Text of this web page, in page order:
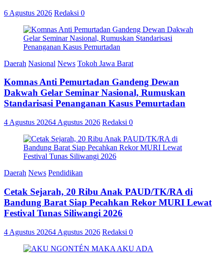
6 Agustus 2026 Redaksi 0
Daerah Nasional News Tokoh Jawa Barat
Komnas Anti Pemurtadan Gandeng Dewan
Dakwah Gelar Seminar Nasional, Rumuskan
Standarisasi Penanganan Kasus Pemurtadan
4 Agustus 20264 Agustus 2026 Redaksi 0
Daerah News Pendidikan
Cetak Sejarah, 20 Ribu Anak PAUD/TK/RA di
Bandung Barat Siap Pecahkan Rekor MURI Lewat
Festival Tunas Siliwangi 2026
4 Agustus 20264 Agustus 2026 Redaksi 0